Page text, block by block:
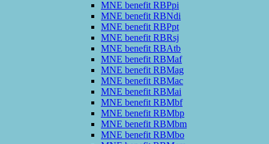
MNE benefit RBPpi
MNE benefit RBNdi
MNE benefit RBPpt
MNE benefit RBRsj
MNE benefit RBAtb
MNE benefit RBMaf
MNE benefit RBMag
MNE benefit RBMac
MNE benefit RBMai
MNE benefit RBMbf
MNE benefit RBMbp
MNE benefit RBMbm
MNE benefit RBMbo